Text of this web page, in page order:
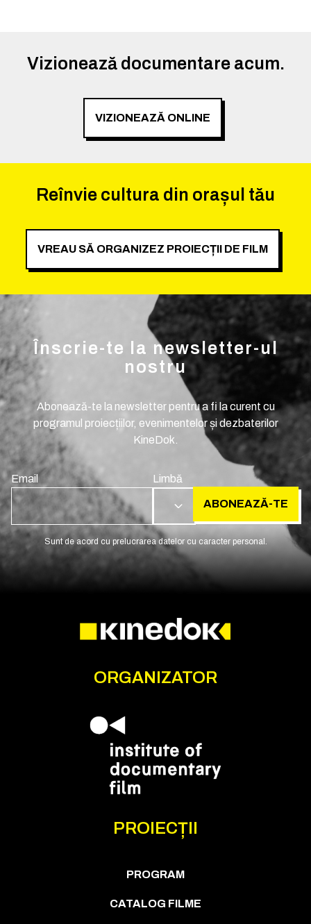
Vizionează documentare acum.
VIZIONEAZĂ ONLINE
Reînvie cultura din orașul tău
VREAU SĂ ORGANIZEZ PROIECȚII DE FILM
Înscrie-te la newsletter-ul
nostru
Abonează-te la newsletter pentru a fi la curent cu
programul proiecțiilor, evenimentelor și dezbaterilor
KineDok.
Email Limbă
RO ABONEAZĂ-TE
Sunt de acord cu prelucrarea datelor cu caracter personal.
ORGANIZATOR
PROIECȚII
PROGRAM
CATALOG FILME